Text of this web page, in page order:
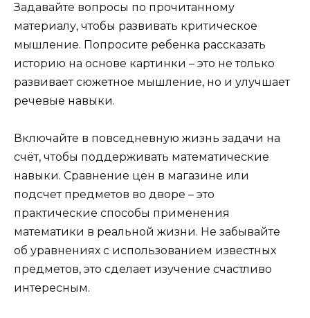
Задавайте вопросы по прочитанному
материалу, чтобы развивать критическое
мышление. Попросите ребенка рассказать
историю на основе картинки – это не только
развивает сюжетное мышление, но и улучшает
речевые навыки.
Включайте в повседневную жизнь задачи на
счёт, чтобы поддерживать математические
навыки. Сравнение цен в магазине или
подсчет предметов во дворе – это
практические способы применения
математики в реальной жизни. Не забывайте
об уравнениях с использованием известных
предметов, это сделает изучение счастливо
интересным.